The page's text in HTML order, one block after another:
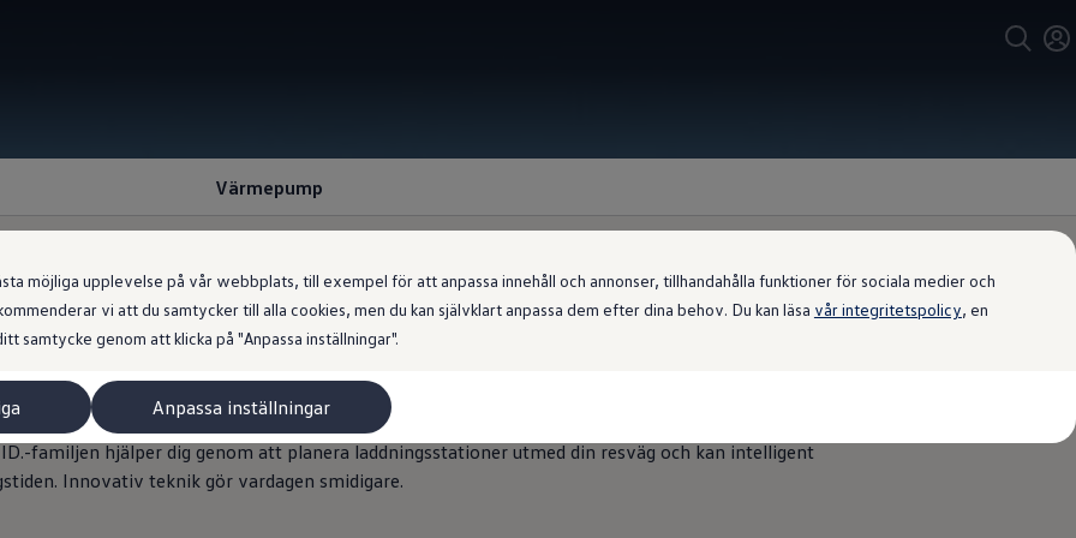
möjliga upplevelse på vår webbplats, till exempel för att anpassa innehåll och annonser, tillhandahålla funktioner för sociala medier och
vi att du samtycker till alla cookies, men du kan självklart anpassa dem efter dina behov. Du kan läsa vår integritetspolicy, en
samtycke genom att klicka på "Anpassa inställningar".
Anpassa inställningar
Värmepump
: värmepumpen i ID.5
energieffektiv uppvärmning av interiören. All energi som kan sparas har en positiv effekt på
familjen hjälper dig genom att planera laddningsstationer utmed din resväg och kan intelligent
Innovativ teknik gör vardagen smidigare.